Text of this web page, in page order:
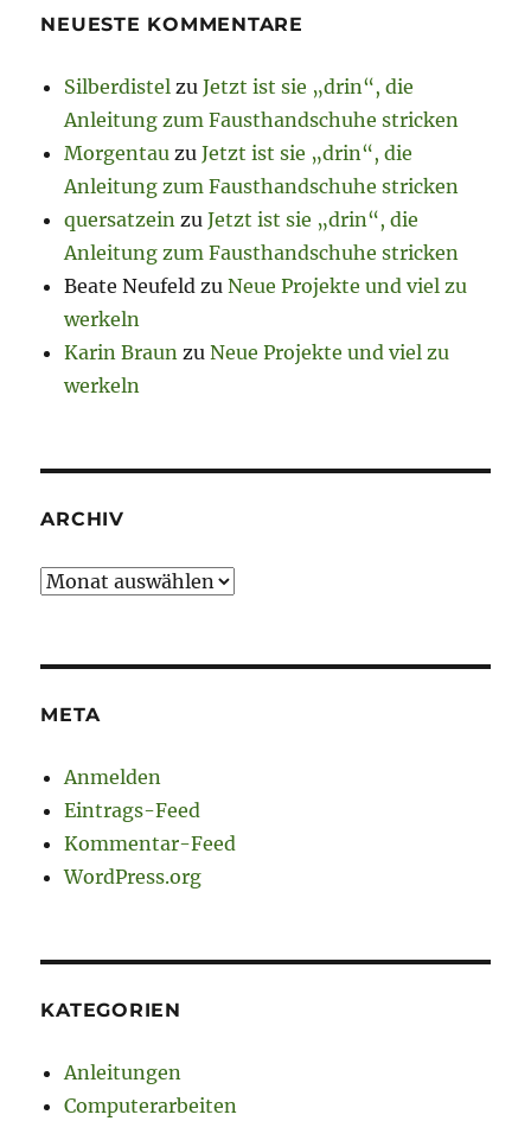
NEUESTE KOMMENTARE
Silberdistel zuJetzt ist sie „drin“, die
Anleitung zum Fausthandschuhe stricken
Morgentau zuJetzt ist sie „drin“, die
Anleitung zum Fausthandschuhe stricken
quersatzein zuJetzt ist sie „drin“, die
Anleitung zum Fausthandschuhe stricken
Beate Neufeld zuNeue Projekte und viel zu
werkeln
Karin Braun zuNeue Projekte und viel zu
werkeln
ARCHIV
Archiv
META
Anmelden
Eintrags-Feed
Kommentar-Feed
WordPress.org
KATEGORIEN
Anleitungen
Computerarbeiten